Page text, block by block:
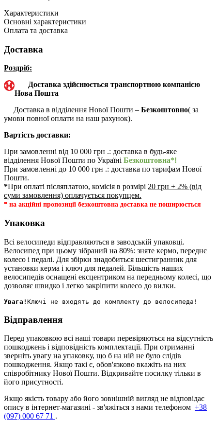
Характеристики
Основні характеристики
Оплата та доставка
Доставка
Роздріб:
Доставка здійснюється транспортною компанією
Нова Пошта
Доставка в відділення Нової Пошти – Безкоштовно( за
умови повної оплати на наш рахунок).
Вартість доставки:
При замовленні від 10 000 грн .: доставка в будь-яке
відділення Нової Пошти по Україні Безкоштовна*!
При замовленні до 10 000 грн .: доставка по тарифам Нової
Пошти.
*При оплаті післяплатою, комісія в розмірі 20 грн + 2% (від
суми замовлення) оплачується покупцем.
* на акційні пропозиції безкоштовна доставка не поширюється
Упаковка
Всі велосипеди відправляються в заводській упаковці.
Велосипед при цьому зібраний на 80%: зняте кермо, переднє
колесо і педалі. Для збірки знадобиться шестигранник для
установки керма і ключ для педалей. Більшість наших
велосипедів оснащені ексцентриком на передньому колесі, що
дозволяє швидко і легко закріпити колесо до вилки.
Увага!
Відправлення
Перед упаковкою всі наші товари перевіряються на відсутність
пошкоджень і відповідність комплектації. При отриманні
зверніть увагу на упаковку, що б на ній не було слідів
пошкодження. Якщо такі є, обов'язково вкажіть на них
співробітнику Нової Пошти. Відкривайте посилку тільки в
його присутності.
Якщо якість товару або його зовнішній вигляд не відповідає
опису в інтернет-магазині - зв'яжіться з нами телефоном +38
(097) 000 67 71 .